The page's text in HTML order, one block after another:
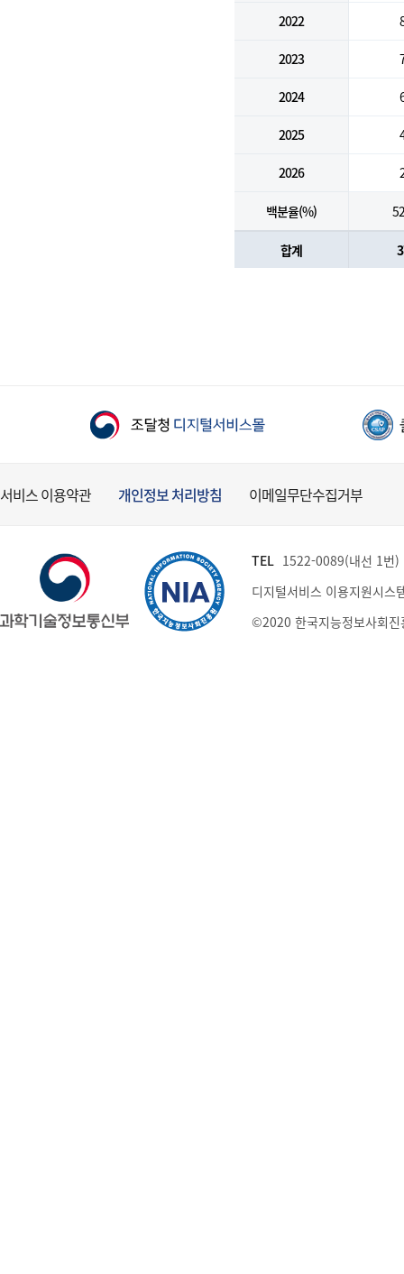
2022
2023
2024
2025
2026
백분율(%)
합계
서비스 이용약관 개인정보 처리방침 이메일무단수집거부
TEL 1522-0089(내선 1번
디지털서비스 이용지원시스
©2020 한국지능정보사회진